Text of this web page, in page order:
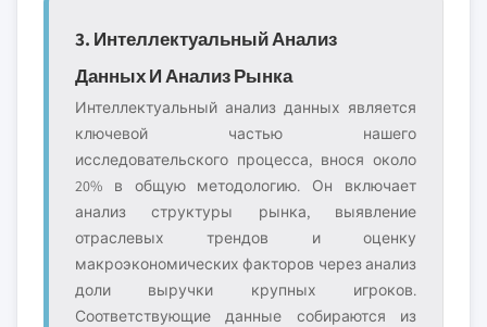
3. Интеллектуальный Анализ
Данных И Анализ Рынка
Интеллектуальный анализ данных является
ключевой частью нашего
исследовательского процесса, внося около
20% в общую методологию. Он включает
анализ структуры рынка, выявление
отраслевых трендов и оценку
макроэкономических факторов через анализ
доли выручки крупных игроков.
Соответствующие данные собираются из